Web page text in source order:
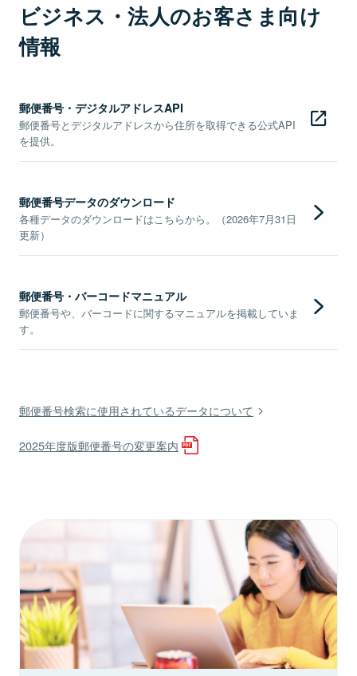
ビジネス・法人のお客さま向け
情報
郵便番号・デジタルアドレスAPI
郵便番号とデジタルアドレスから住所を取得できる公式API
を提供。
郵便番号データのダウンロード
各種データのダウンロードはこちらから。（2026年7月31日
更新）
郵便番号・バーコードマニュアル
郵便番号や、バーコードに関するマニュアルを掲載していま
す。
郵便番号検索に使用されているデータについて
2025年度版郵便番号の変更案内